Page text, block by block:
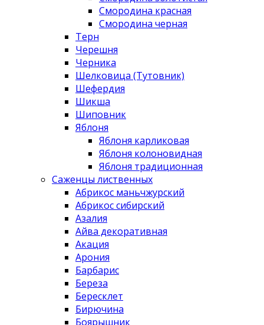
Смородина красная
Смородина черная
Терн
Черешня
Черника
Шелковица (Тутовник)
Шефердия
Шикша
Шиповник
Яблоня
Яблоня карликовая
Яблоня колоновидная
Яблоня традиционная
Саженцы лиственных
Абрикос маньчжурский
Абрикос сибирский
Азалия
Айва декоративная
Акация
Арония
Барбарис
Береза
Бересклет
Бирючина
Боярышник